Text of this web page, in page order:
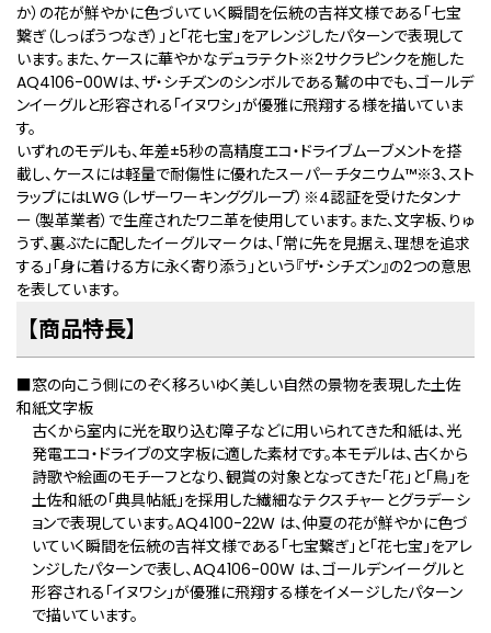
か）の花が鮮やかに色づいていく瞬間を伝統の吉祥文様である「七宝
繋ぎ（しっぽうつなぎ）」と「花七宝」をアレンジしたパターンで表現して
います。また、ケースに華やかなデュラテクト※2サクラピンクを施した
AQ4106-00Wは、ザ・シチズンのシンボルである鷲の中でも、ゴールデ
ンイーグルと形容される「イヌワシ」が優雅に飛翔する様を描いていま
す。
いずれのモデルも、年差±5秒の高精度エコ・ドライブムーブメントを搭
載し、ケースには軽量で耐傷性に優れたスーパーチタニウム™※3、スト
ラップにはLWG（レザーワーキンググループ） ※4認証を受けたタンナ
ー（製革業者）で生産されたワニ革を使用しています。また、⽂字板、りゅ
うず、裏ぶたに配したイーグルマークは、「常に先を⾒据え、理想を追求
する」「⾝に着ける⽅に永く寄り添う」という『ザ・シチズン』の2つの意思
を表しています。
【商品特長】
■窓の向こう側にのぞく移ろいゆく美しい自然の景物を表現した土佐
和紙文字板
古くから室内に光を取り込む障子などに用いられてきた和紙は、光
発電エコ・ドライブの文字板に適した素材です。本モデルは、古くから
詩歌や絵画のモチーフとなり、観賞の対象となってきた「花」と「鳥」を
土佐和紙の「典具帖紙」を採用した繊細なテクスチャーとグラデーシ
ョンで表現しています。AQ4100-22W は、仲夏の花が鮮やかに色づ
いていく瞬間を伝統の吉祥文様である「七宝繋ぎ」と「花七宝」をアレ
ンジしたパターンで表し、AQ4106-00W は、ゴールデンイーグルと
形容される「イヌワシ」が優雅に飛翔する様をイメージしたパターン
で描いています。